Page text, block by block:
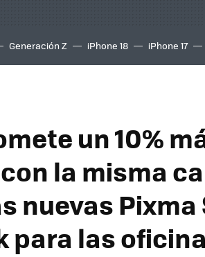
Generación Z iPhone 18 iPhone 17
un 10%
la misma
nuevas Pixma
para las